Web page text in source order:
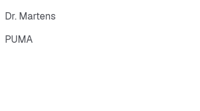
Dr. Martens
PUMA